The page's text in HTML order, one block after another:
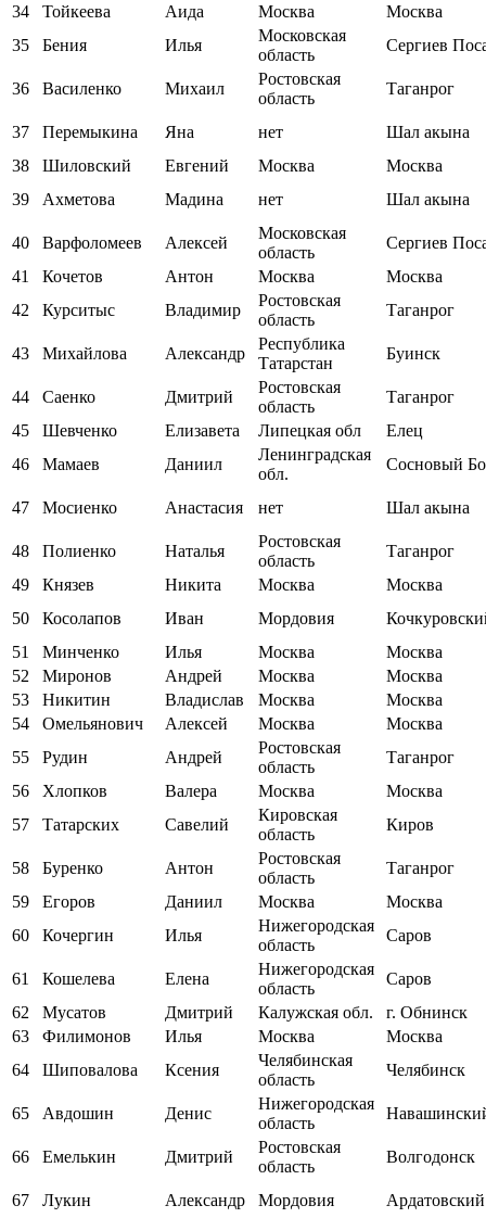
34
Тойкеева Аида Москва
Москва
35
Бения Илья
Московская
область
Сергиев
36 Василенко Михаил
Ростовская
область
Таганрог
37 Перемыкина Яна нет
Шал акына
38
Шиловский Евгений Москва
Москва
39
Ахметова Мадина нет Шал акына
40 Варфоломеев Алексей
Московская
область
Сергиев
41
Кочетов Антон Москва
Москва
42
Курситыс Владимир
Ростовская
область
Таганрог
43 Михайлова Александр
Республика
Татарстан
Буинск
44 Саенко Дмитрий
Ростовская
область
Таганрог
45
Шевченко Елизавета Липецкая обл
Елец
46
Мамаев Даниил
Ленинградская
обл.
Сосновый
47 Мосиенко Анастасия нет Шал акына
48 Полиенко Наталья
Ростовская
область
Таганрог
49
Князев Никита Москва
Москва
50
Косолапов Иван Мордовия
51
Минченко Илья Москва
Москва
52
Миронов Андрей Москва
Москва
53
Никитин Владислав Москва
Москва
54
Омельянович Алексей Москва
Москва
55
Рудин Андрей
Ростовская
область
Таганрог
56
Хлопков Валера Москва
Москва
57
Татарских Савелий
Кировская
область
Киров
58 Буренко Антон
Ростовская
область
Таганрог
59
Егоров Даниил Москва
Москва
60
Кочергин Илья
Нижегородская
область
Саров
61 Кошелева Елена
Нижегородская
область
Саров
62
Мусатов Дмитрий Калужская обл.
г. Обнинск
63
Филимонов Илья Москва
Москва
64
Шиповалова Ксения
Челябинская
область
Челябинск
65 Авдошин Денис
Нижегородская
область
66 Емелькин Дмитрий
Ростовская
область
Волгодонск
67 Лукин Александр Мордовия Ардатовский